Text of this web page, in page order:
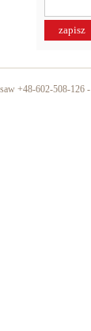
+48-602-508-126 -